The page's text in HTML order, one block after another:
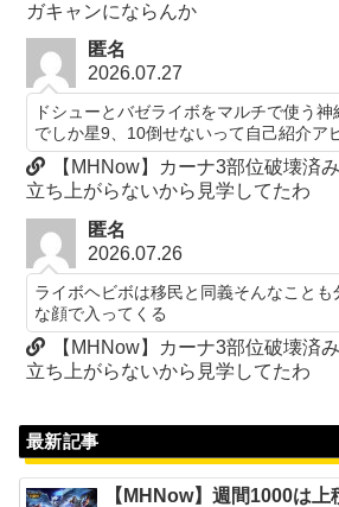
ガキャンにならんか
匿名
2026.07.27
ドシューとバゼライボをマルチで使う
でしか星9、10倒せないって自己紹介ア
【MHNow】カーナ3部位破壊済
立ち上がらないから見学してたわ
匿名
2026.07.26
ライボヘビボは移民と同義そんなこと
な顔で入ってくる
【MHNow】カーナ3部位破壊済
立ち上がらないから見学してたわ
最新記事
【MHNow】週間1000は